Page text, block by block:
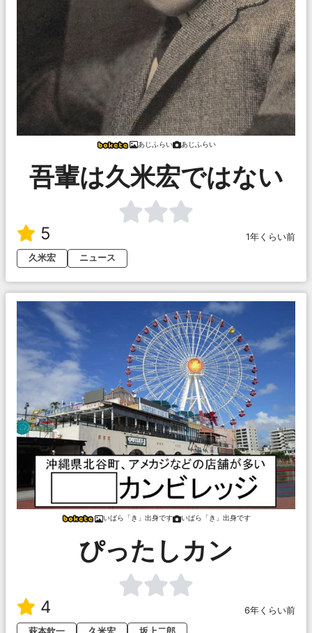
あじふらい あじふらい
吾輩は久米宏ではない
5
1年くらい前
久米宏
ニュース
いばら「き」出身です いばら「き」出身です
ぴったしカン
4
6年くらい前